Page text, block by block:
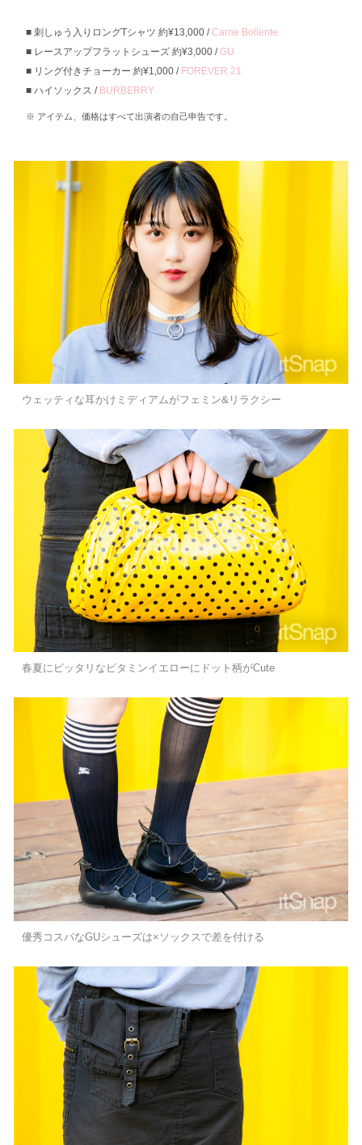
刺しゅう入りロングTシャツ 約¥13,000 /Carne Bollente
レースアップフラットシューズ 約¥3,000 /GU
リング付きチョーカー 約¥1,000 / FOREVER 21
ハイソックス / BURBERRY
アイテム、価格はすべて出演者の自己申告です。
ウェッティな耳かけミディアムがフェミン&リラクシー
春夏にピッタリなビタミンイエローにドット柄がCute
優秀コスパなGUシューズは×ソックスで差を付ける